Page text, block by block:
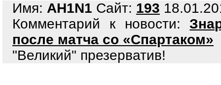
Имя: AH1N1 Сайт: 193
Комментарий к новости:
после матча со «Спартаком»
"Великий" презерватив!